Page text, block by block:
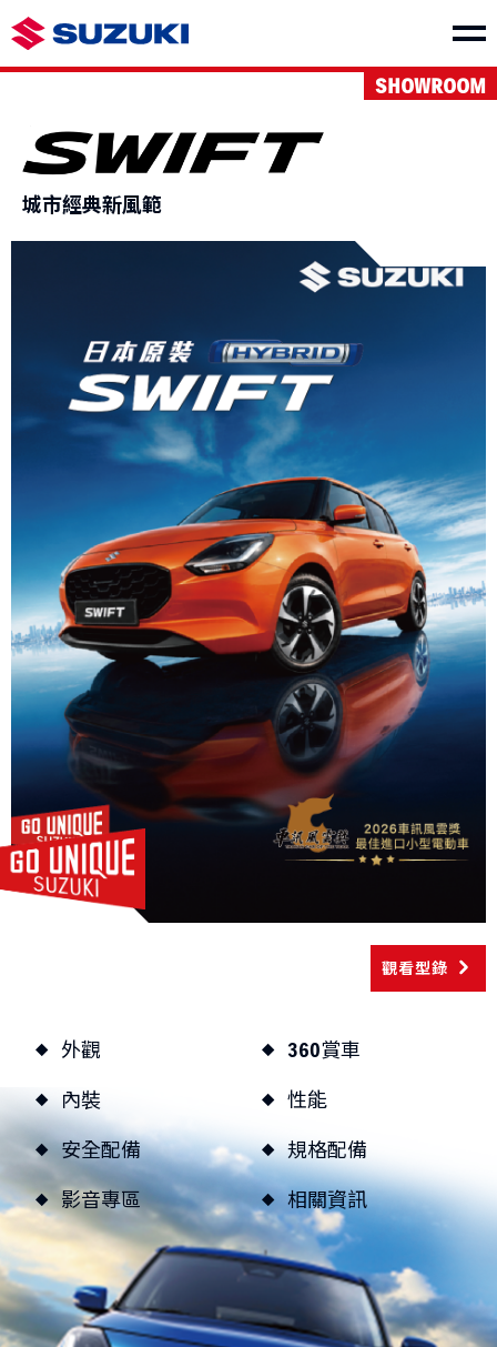
THE NEW Jimny
VITARA S-CROSS
NT$980,000起
CARRY
NT$499,000起
購車幫手
預約試乘 線上賞車
購車試算
車款比較
最新消息
車主活動
車款特輯
車主專區
車主APP 新車車主調查
原廠精品
預約保修
車主登入
城市經典新風範
SHOWROOM
觀看型錄
外觀
360賞車
內裝
性能
安全配備
規格配備
影音專區
相關資訊